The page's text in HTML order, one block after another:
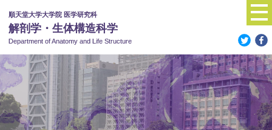
順天堂大学大学院 医学研究科
解剖学・生体構造科学
Department of Anatomy and Life Structure